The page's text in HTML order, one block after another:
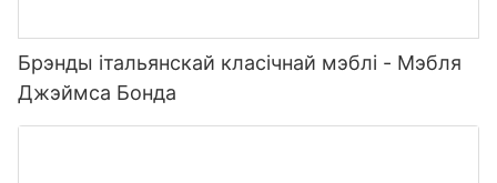
Брэнды італьянскай класічнай мэблі - Мэбля
Джэймса Бонда